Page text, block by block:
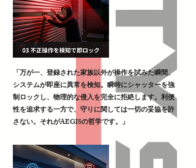
「万が一、登録された家族以外が操作を試みた瞬間、
システムが即座に異常を検知。瞬時にシャッターを強
制ロックし、物理的な侵入を完全に拒絶します。利便
性を追求する一方で、守りに関しては一切の妥協を許
さない。それがAEGISの哲学です。」